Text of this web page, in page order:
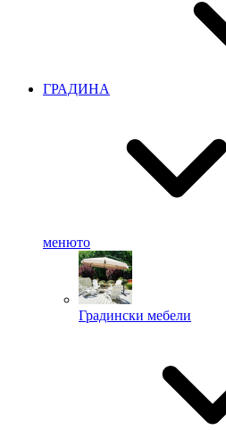
ГРАДИНА
менюто
Градински мебели